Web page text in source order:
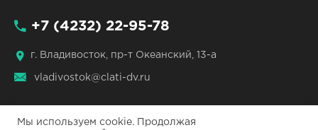
+7 (4232) 22-95-78
г. Владивосток, пр-т Океанский, 13-а
vladivostok@clati-dv.ru
Мы используем cookie. Продолжая